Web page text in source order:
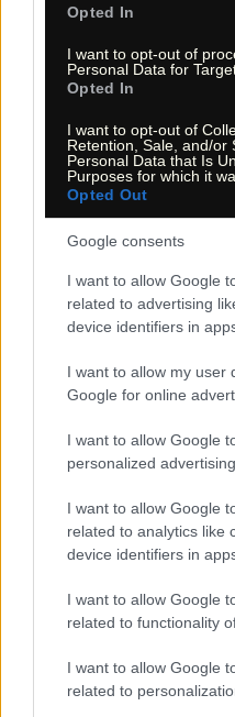
Opted In
I want to opt-out of
Personal Data for
Opted In
I want to opt-out of
Retention, Sale, and/or
Personal Data that Is
Purposes for which it
Opted Out
Google consents
I want to allow Google
related to advertising
device identifiers in
I want to allow my user
Google for online
I want to allow Google
personalized advertising.
I want to allow Google
related to analytics like
device identifiers in
I want to allow Google
related to functionality
I want to allow Google
related to
5.2 Topografische
Die interaktive
bei der Beurteilung und
Satelliten-Aufnahmen
Die topografische Karte
und mit in die USA
Wanderung, neben der
der Natur und deren
5.1 Interaktive
Karte